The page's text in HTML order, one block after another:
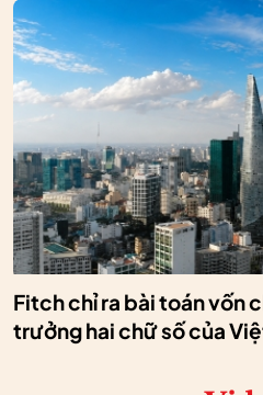
Fitch chỉ ra bài toán vốn
trưởng hai chữ số của